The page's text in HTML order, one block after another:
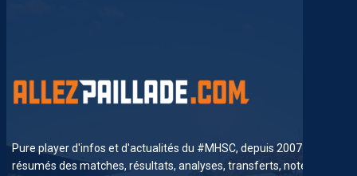
Pure player d'infos et d'actualités du #MHSC, depuis 2007. News,
résumés des matches, résultats, analyses, transferts, notes